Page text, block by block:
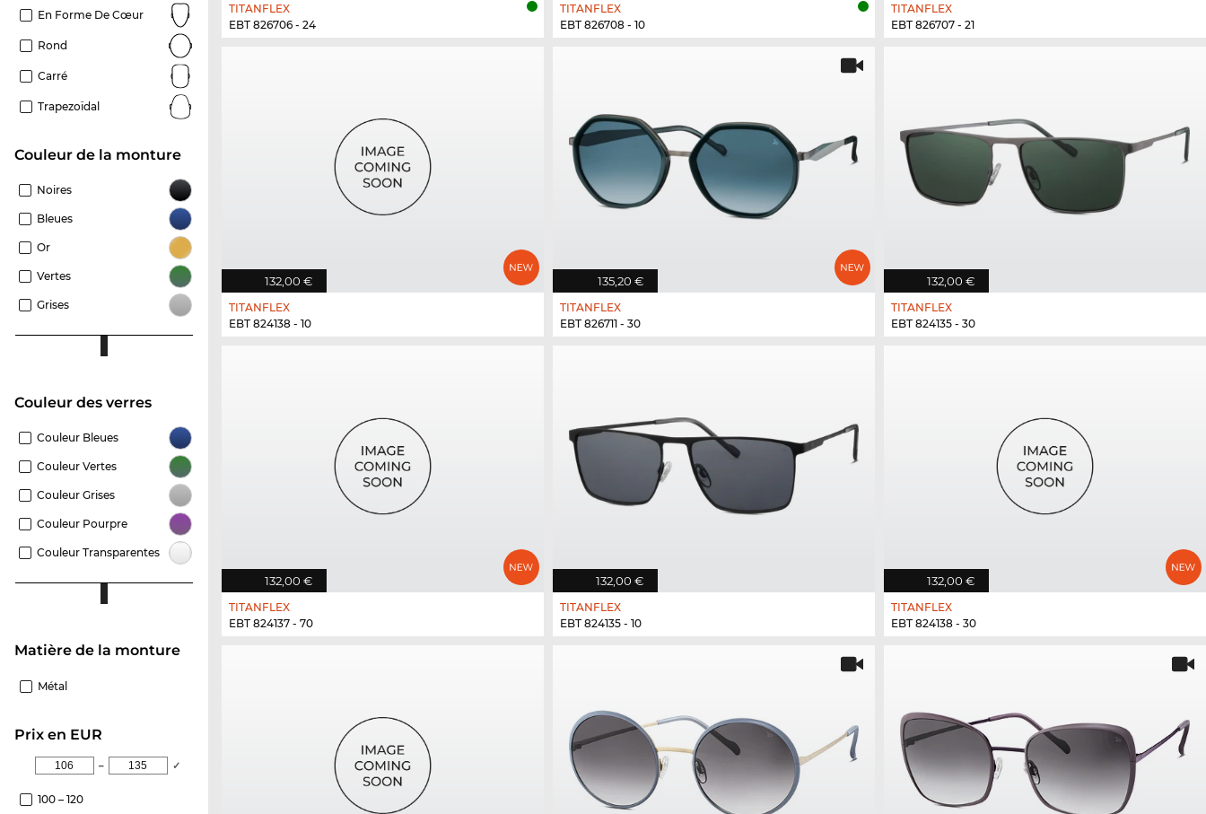
En Forme De Cœur
Rond
Carré
Trapezoïdal
Couleur de la monture
Noires
Bleues
Or
Vertes
Grises
Couleur des verres
Couleur Bleues
Couleur Vertes
Couleur Grises
Couleur Pourpre
Couleur Transparentes
Matière de la monture
Métal
Prix en EUR
– ✓
100 – 120
TITANFLEX
EBT 826706 - 24
TITANFLEX
EBT 826708 - 10
TITANFLEX
EBT 826707 - 21
132,00 €
TITANFLEX
EBT 824138 - 10
135,20 €
TITANFLEX
EBT 826711 - 30
132,00 €
TITANFLEX
EBT 824135 - 30
132,00 €
TITANFLEX
EBT 824137 - 70
132,00 €
TITANFLEX
EBT 824135 - 10
132,00 €
TITANFLEX
EBT 824138 - 30